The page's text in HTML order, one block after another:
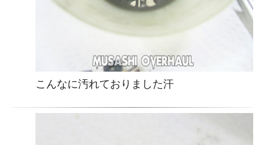
こんなに汚れておりました汗